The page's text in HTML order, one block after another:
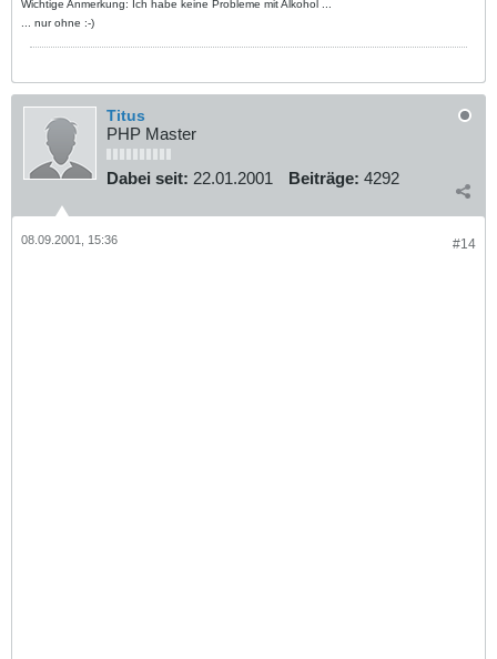
Wichtige Anmerkung: Ich habe keine Probleme mit Alkohol ...
... nur ohne :-)
Titus
PHP Master
Dabei seit: 22.01.2001 Beiträge: 4292
#14
08.09.2001, 15:36